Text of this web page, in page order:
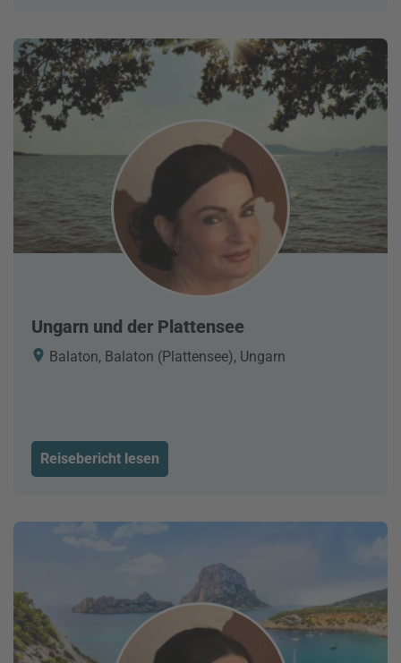
Ungarn und der Plattensee
Balaton, Balaton (Plattensee), Ungarn
Reisebericht lesen